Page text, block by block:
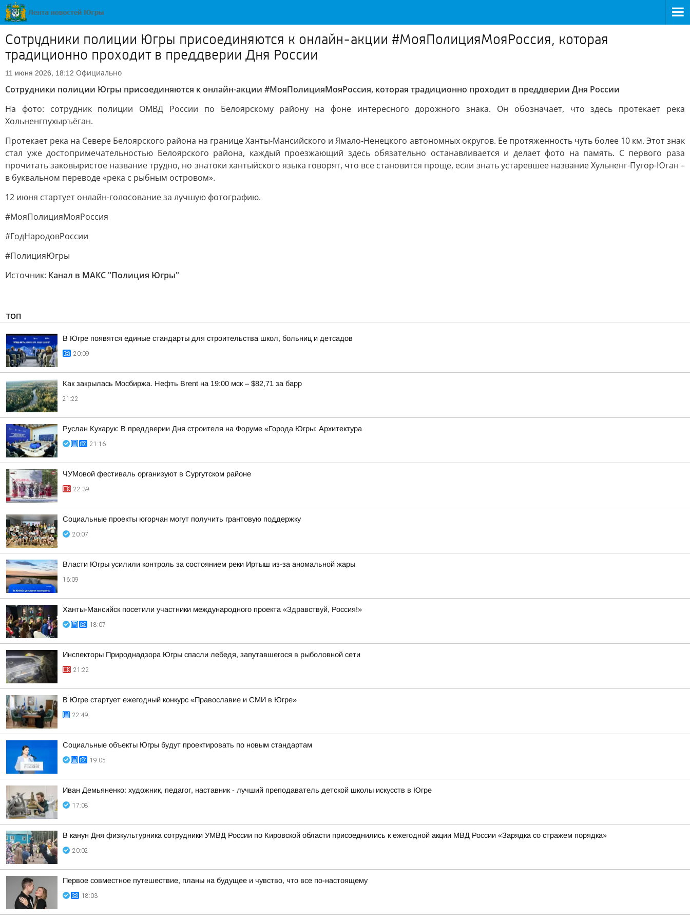
Сотрудники полиции Югры присоединяются к онлайн-акции #МояПолицияМояРоссия, которая
традиционно проходит в преддверии Дня России
11 июня 2026, 18:12 Официально
Сотрудники полиции Югры присоединяются к онлайн-акции #МояПолицияМояРоссия, которая традиционно проходит в преддверии Дня России
На фото: сотрудник полиции ОМВД России по Белоярскому району на фоне интересного дорожного знака. Он обозначает, что здесь протекает река
Хольненгпухыръёган.
Протекает река на Севере Белоярского района на границе Ханты-Мансийского и Ямало-Ненецкого автономных округов. Ее протяженность чуть более 10 км. Этот знак
стал уже достопримечательностью Белоярского района, каждый проезжающий здесь обязательно останавливается и делает фото на память. С первого раза
прочитать заковыристое название трудно, но знатоки хантыйского языка говорят, что все становится проще, если знать устаревшее название Хульненг-Пугор-Юган –
в буквальном переводе «река с рыбным островом».
12 июня стартует онлайн-голосование за лучшую фотографию.
#МояПолицияМояРоссия
#ГодНародовРоссии
#ПолицияЮгры
Источник: Канал в МАКС "Полиция Югры"
ТОП
В Югре появятся единые стандарты для строительства школ, больниц и детсадов
20:09
Как закрылась Мосбиржа. Нефть Brent на 19:00 мск – $82,71 за барр
21:22
Руслан Кухарук: В преддверии Дня строителя на Форуме «Города Югры: Архитектура
21:16
ЧУМовой фестиваль организуют в Сургутском районе
22:39
Социальные проекты югорчан могут получить грантовую поддержку
20:07
Власти Югры усилили контроль за состоянием реки Иртыш из-за аномальной жары
16:09
Ханты-Мансийск посетили участники международного проекта «Здравствуй, Россия!»
18:07
Инспекторы Природнадзора Югры спасли лебедя, запутавшегося в рыболовной сети
21:22
В Югре стартует ежегодный конкурс «Православие и СМИ в Югре»
22:49
Социальные объекты Югры будут проектировать по новым стандартам
19:05
Иван Демьяненко: художник, педагог, наставник - лучший преподаватель детской школы искусств в Югре
17:08
В канун Дня физкультурника сотрудники УМВД России по Кировской области присоеднились к ежегодной акции МВД России «Зарядка со стражем порядка»
20:02
Первое совместное путешествие, планы на будущее и чувство, что все по-настоящему
18:03